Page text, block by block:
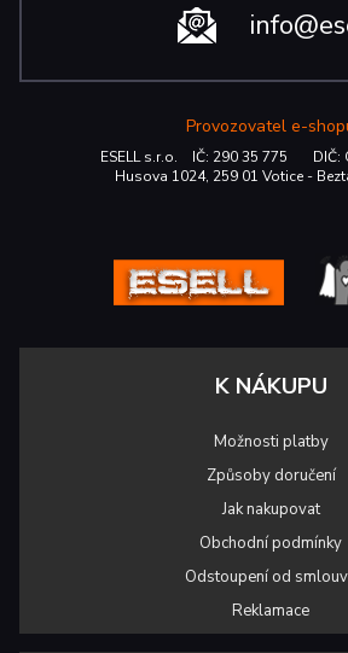
Provozovatel e-
ESELL s.r.o. IČ: 290 35 775 DIČ:
Husova 1024, 259 01 Votice -
K NÁKUPU
Možnosti platby
Způsoby doručení
Jak nakupovat
Obchodní podmínky
Odstoupení od
Reklamace